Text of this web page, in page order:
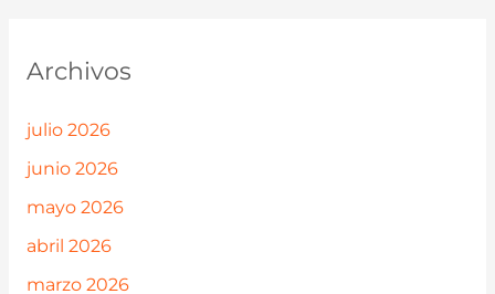
Archivos
julio 2026
junio 2026
mayo 2026
abril 2026
marzo 2026